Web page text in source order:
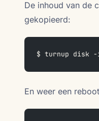
De inhoud van de
gekopieerd:
$ turnup disk
En weer een